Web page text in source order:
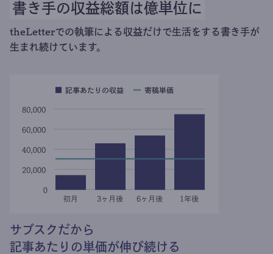
書き手の収益総額は億単位に
theLetterでの執筆による収益だけで生活をする書き手が
生まれ続けています。
サブスクだから
記事あたりの単価が伸び続ける